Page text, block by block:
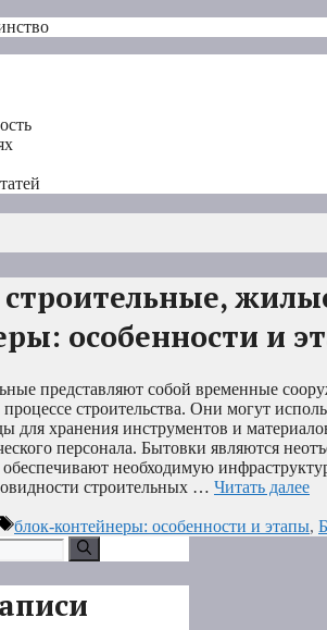
особенности и
представляют собой временные
строительства. Они могут
для хранения инструментов и
персонала. Бытовки являются
необходимую
строительных … Читать далее
Метки
блок-контейнеры: особенности и этапы,